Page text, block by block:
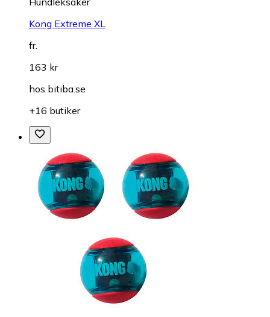
Kong Extreme XL
fr.
163 kr
hos bitiba.se
+16 butiker